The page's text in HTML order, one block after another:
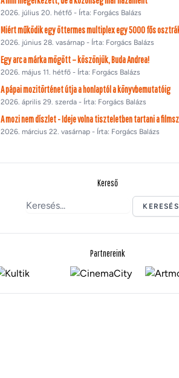
2026. július 20. hétfő - Írta: Forgács Balázs
2026. június 28. vasárnap - Írta: Forgács Balázs
Egy arc a márka mögött – köszönjük, Buda Andrea!
2026. május 11. hétfő - Írta: Forgács Balázs
A pápai mozitörténet útja a honlaptól a könyvbemutatóig
2026. április 29. szerda - Írta: Forgács Balázs
2026. március 22. vasárnap - Írta: Forgács Balázs
Kereső
KERESÉS
Partnereink